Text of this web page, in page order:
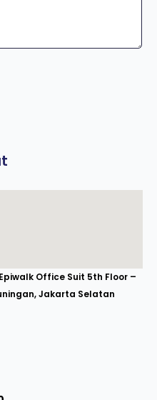
Office Suit 5th Floor –
Jakarta Selatan